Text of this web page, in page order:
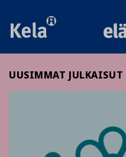
UUSIMMAT JULKAISUT